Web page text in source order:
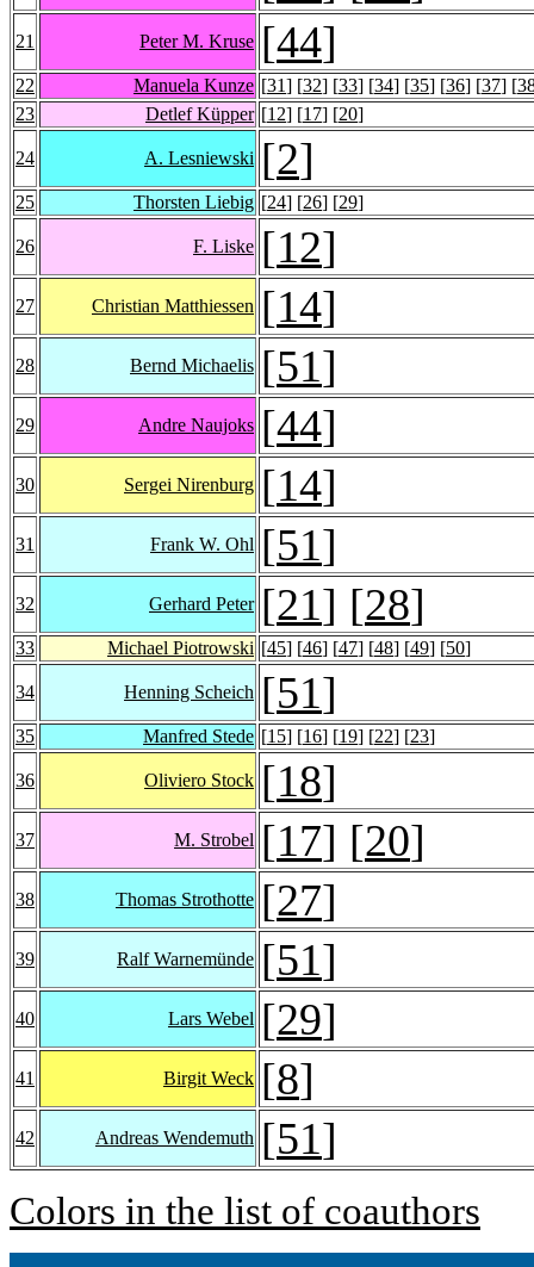
21 Peter M. Kruse [44]
22 Manuela Kunze [31] [32] [33] [34] [35] [36] [37] [
23
Detlef Küpper [12] [17] [20]
24 A. Lesniewski [2]
25 Thorsten Liebig [24] [26] [29]
26 F. Liske [12]
27 Christian Matthiessen [14]
28 Bernd Michaelis [51]
29 Andre Naujoks [44]
30 Sergei Nirenburg [14]
31 Frank W. Ohl [51]
32 Gerhard Peter [21] [28]
33 Michael Piotrowski [45] [46] [47] [48] [49] [50]
34 Henning Scheich [51]
35 Manfred Stede [15] [16] [19] [22] [23]
36 Oliviero Stock [18]
37 M. Strobel [17] [20]
38 Thomas Strothotte [27]
39 Ralf Warnemünde [51]
40 Lars Webel [29]
41 Birgit Weck [8]
42 Andreas Wendemuth [51]
Colors in the list of coauthors